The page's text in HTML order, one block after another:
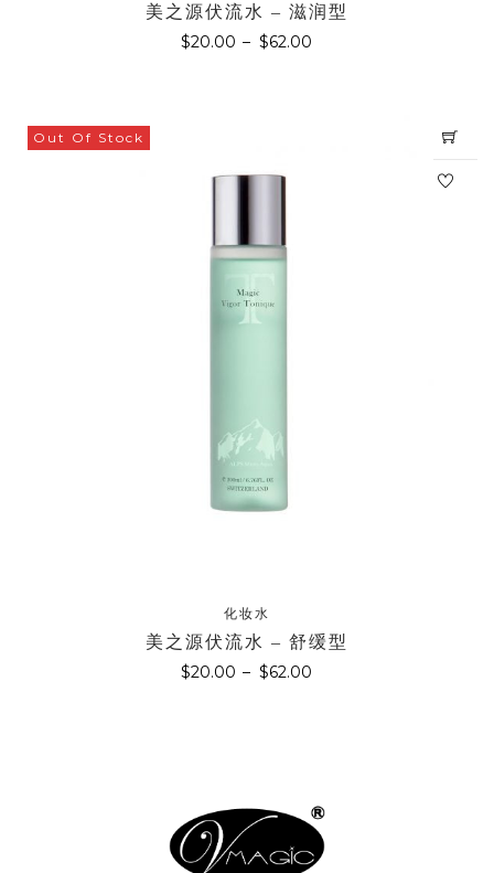
美之源伏流水 – 滋润型
$20.00 –$62.00
Out Of Stock
化妆水
美之源伏流水 – 舒缓型
$20.00 –$62.00